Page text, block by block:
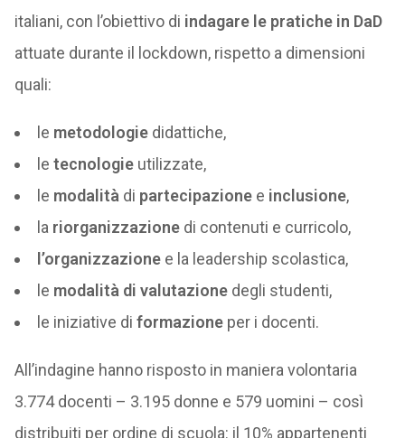
italiani, con l’obiettivo di indagare le pratiche in DaD
attuate durante il lockdown, rispetto a dimensioni
quali:
le metodologiedidattiche,
le tecnologieutilizzate,
le modalità di partecipazionee inclusione,
la riorganizzazionedi contenuti e curricolo,
l’organizzazionee la leadership scolastica,
le modalità di valutazionedegli studenti,
le iniziative di formazioneper i docenti.
All’indagine hanno risposto in maniera volontaria
3.774 docenti – 3.195 donne e 579 uomini – così
distribuiti per ordine di scuola: il 10% appartenenti